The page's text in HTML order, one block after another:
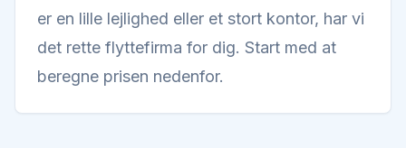
er en lille lejlighed eller et stort kontor, har vi
det rette flyttefirma for dig. Start med at
beregne prisen nedenfor.